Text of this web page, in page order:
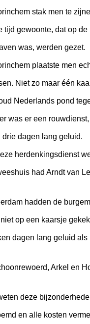
stak men te
tijd gewoonte, dat op
was, werden gezet.
plaatste men
Niet zo maar één
Nederlands pond
was er een
drie dagen lang geluid.
herdenkingsdienst
had Arndt van
hadden de
op een kaarsje
dagen lang geluid
Arkel en
deze
en alle kosten